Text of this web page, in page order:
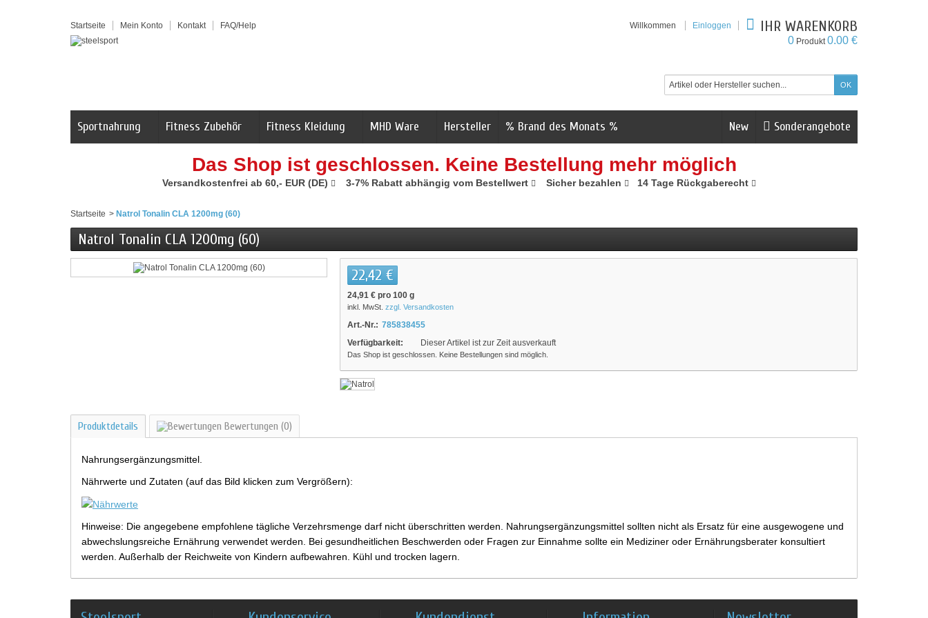
Startseite Mein Konto Kontakt FAQ/Help Willkommen Einloggen IHR WARENKORB
0 Produkt0.00 €
Sonderangebote
New
Sportnahrung Fitness Zubehör Fitness Kleidung MHD Ware Hersteller % Brand des Monats %
Das Shop ist geschlossen. Keine Bestellung mehr möglich
Versandkostenfrei ab 60,- EUR (DE) 3-7% Rabatt abhängig vom Bestellwert Sicher bezahlen 14 Tage Rückgaberecht
Startseite > Natrol Tonalin CLA 1200mg (60)
Natrol Tonalin CLA 1200mg (60)
22,42 €
24,91 € pro 100 g
inkl. MwSt. zzgl. Versandkosten
Art.-Nr.: 785838455
Verfügbarkeit:
Dieser Artikel ist zur Zeit ausverkauft
Das Shop ist geschlossen. Keine Bestellungen sind möglich.
Produktdetails Bewertungen (0)
Nahrungsergänzungsmittel.
Nährwerte und Zutaten (auf das Bild klicken zum Vergrößern):
Hinweise: Die angegebene empfohlene tägliche Verzehrsmenge darf nicht überschritten werden. Nahrungsergänzungsmittel sollten nicht als Ersatz für eine ausgewogene und
abwechslungsreiche Ernährung verwendet werden. Bei gesundheitlichen Beschwerden oder Fragen zur Einnahme sollte ein Mediziner oder Ernährungsberater konsultiert
werden. Außerhalb der Reichweite von Kindern aufbewahren. Kühl und trocken lagern.